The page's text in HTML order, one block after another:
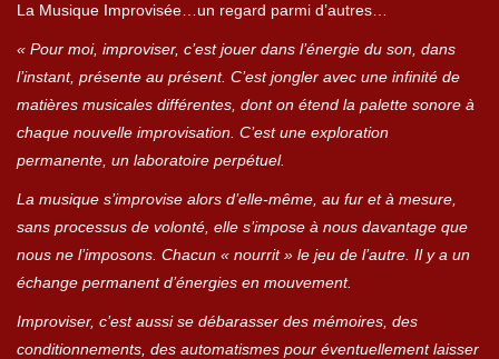
La Musique Improvisée…un regard parmi d’autres…
« Pour moi, improviser, c’est jouer dans l’énergie du son, dans
l’instant, présente au présent. C’est jongler avec une infinité de
matières musicales différentes, dont on étend la palette sonore à
chaque nouvelle improvisation. C’est une exploration
permanente, un laboratoire perpétuel.
La musique s’improvise alors d’elle-même, au fur et à mesure,
sans processus de volonté, elle s’impose à nous davantage que
nous ne l’imposons. Chacun « nourrit » le jeu de l’autre. Il y a un
échange permanent d’énergies en mouvement.
Improviser, c’est aussi se débarasser des mémoires, des
conditionnements, des automatismes pour éventuellement laisser